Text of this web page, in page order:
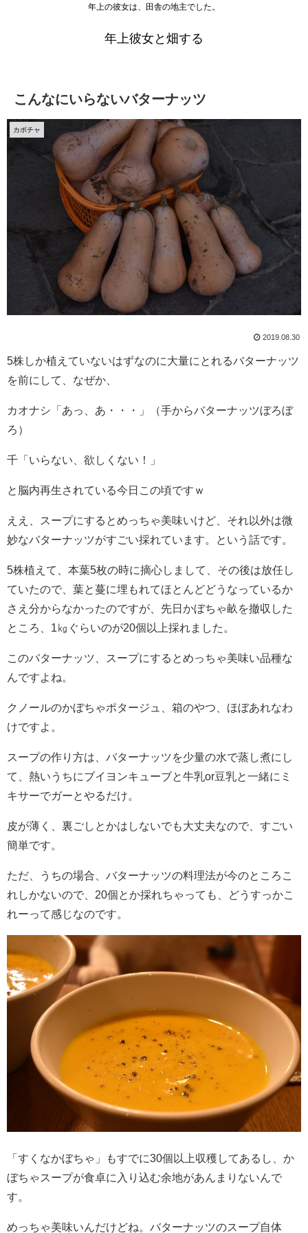
年上の彼女は、田舎の地主でした。
年上彼女と畑する
こんなにいらないバターナッツ
カボチャ
2019.08.30
5株しか植えていないはずなのに大量にとれるバターナッツ
を前にして、なぜか、
カオナシ「あっ、あ・・・」（手からバターナッツぼろぼ
ろ）
千「いらない、欲しくない！」
と脳内再生されている今日この頃ですｗ
ええ、スープにするとめっちゃ美味いけど、それ以外は微
妙なバターナッツがすごい採れています。という話です。
5株植えて、本葉5枚の時に摘心しまして、その後は放任し
ていたので、葉と蔓に埋もれてほとんどどうなっているか
さえ分からなかったのですが、先日かぼちゃ畝を撤収した
ところ、1㎏ぐらいのが20個以上採れました。
このバターナッツ、スープにするとめっちゃ美味い品種な
んですよね。
クノールのかぼちゃポタージュ、箱のやつ、ほぼあれなわ
けですよ。
スープの作り方は、バターナッツを少量の水で蒸し煮にし
て、熱いうちにブイヨンキューブと牛乳or豆乳と一緒にミ
キサーでガーとやるだけ。
皮が薄く、裏ごしとかはしないでも大丈夫なので、すごい
簡単です。
ただ、うちの場合、バターナッツの料理法が今のところこ
れしかないので、20個とか採れちゃっても、どうすっかこ
れーって感じなのです。
「すくなかぼちゃ」もすでに30個以上収穫してあるし、か
ぼちゃスープが食卓に入り込む余地があんまりないんで
す。
めっちゃ美味いんだけどね。バターナッツのスープ自体